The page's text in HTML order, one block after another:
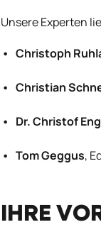
Unsere Experten
Christoph
Christian
Dr. Christof
Tom Geggus,
IHRE